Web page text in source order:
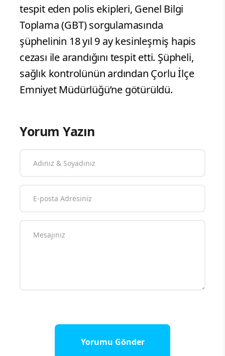
tespit eden polis ekipleri, Genel Bilgi
Toplama (GBT) sorgulamasında
şüphelinin 18 yıl 9 ay kesinleşmiş hapis
cezası ile arandığını tespit etti. Şüpheli,
sağlık kontrolünün ardından Çorlu İlçe
Emniyet Müdürlüğü’ne götürüldü.
Yorum Yazın